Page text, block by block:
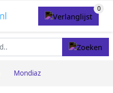
Mondiaz